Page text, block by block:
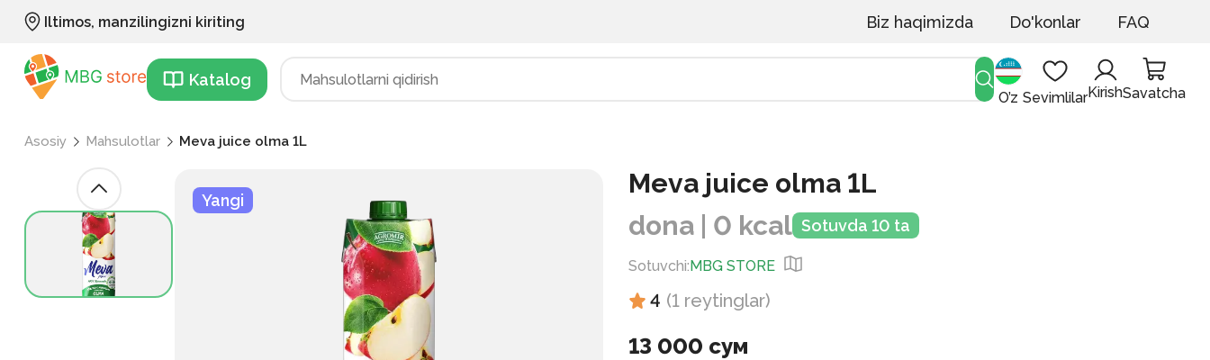
Iltimos, manzilingizni kiriting Biz haqimizda Do'konlar FAQ
Katalog
O’z SevimlilarKirishSavatcha
Asosiy Mahsulotlar Meva juice olma 1L
Yangi
Meva juice olma 1L
dona | 0 kcal Sotuvda 10 ta
Sotuvchi:MBG STORE
4 (1 reytinglar)
13 000 сум